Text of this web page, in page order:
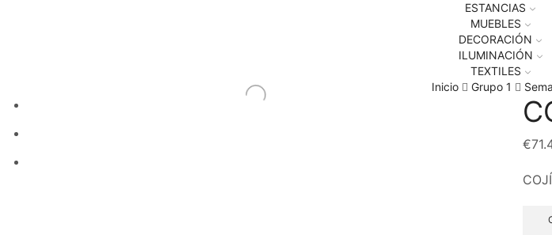
ESTANCIAS
MUEBLES
DECORACIÓN
ILUMINACIÓN
TEXTILES
Inicio
Grupo 1
€